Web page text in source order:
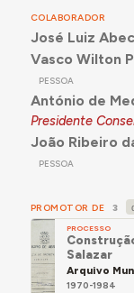
COLABORADOR
José Luiz
Vasco Wilton
PESSOA
António de
Presidente
João Ribeiro
PESSOA
PROMOTOR DE 3
PROCESSO
Salazar
Arquivo
1970-1984